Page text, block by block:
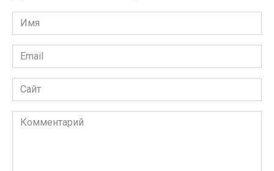
Имя
Email
Сайт
Комментарий